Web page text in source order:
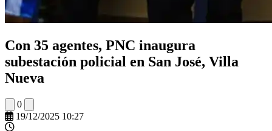
Con 35 agentes, PNC inaugura
subestación policial en San José, Villa
Nueva
0
19/12/2025 10:27